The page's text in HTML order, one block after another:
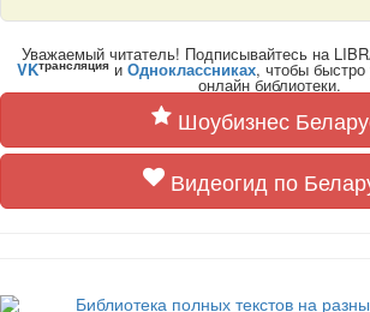
Уважаемый читатель! Подписывайтесь на
VKтрансляция и Одноклассниках, чтобы быстро
онлайн библиотеки.
Шоубизнес
Видеогид по